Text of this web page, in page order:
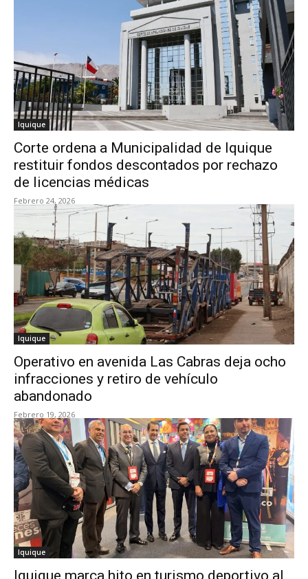
Iquique
Corte ordena a Municipalidad de Iquique
restituir fondos descontados por rechazo
de licencias médicas
Febrero 24, 2026
Iquique
Operativo en avenida Las Cabras deja ocho
infracciones y retiro de vehículo
abandonado
Febrero 19, 2026
Iquique
Iquique marca hito en turismo deportivo al